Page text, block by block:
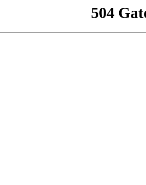
504